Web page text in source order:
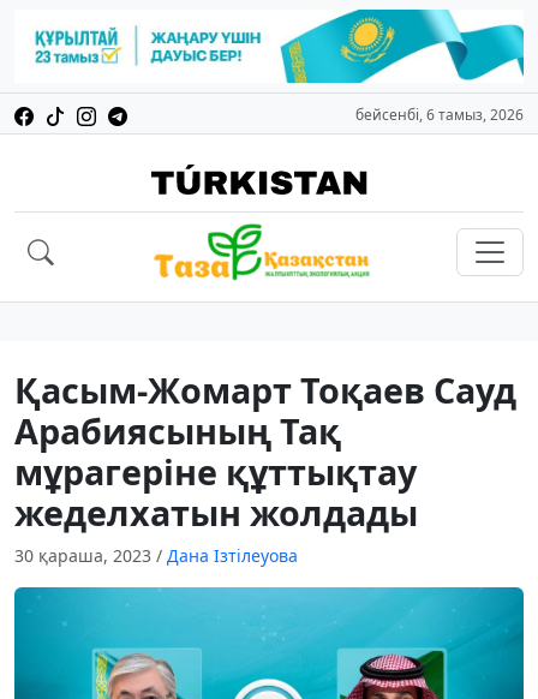
бейсенбі, 6 тамыз, 2026
Қасым-Жомарт Тоқаев Сауд
Арабиясының Тақ
мұрагеріне құттықтау
жеделхатын жолдады
30 қараша, 2023 / Дана Ізтілеуова